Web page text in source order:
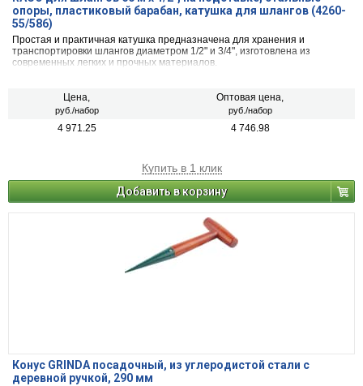
опоры, пластиковый барабан, катушка для шлангов (4260-
55/586)
Простая и практичная катушка предназначена для хранения и
транспортировки шлангов диаметром 1/2" и 3/4", изготовлена из
современных легких и прочных материалов.
Цена,
руб./набор
Оптовая цена,
руб./набор
4 971.25 4 746.98
Купить в 1 клик
Добавить в корзину
Конус GRINDA посадочный, из углеродистой стали с
деревной ручкой, 290 мм